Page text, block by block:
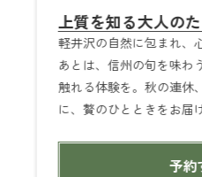
上質を知る大人の
軽井沢の自然に包まれ、
あとは、信州の旬を味わ
触れる体験を。秋の連休
に、贅のひとときをお届
予約